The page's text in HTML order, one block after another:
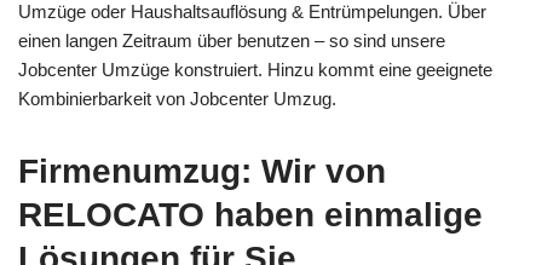
Umzüge oder Haushaltsauflösung & Entrümpelungen. Über
einen langen Zeitraum über benutzen – so sind unsere
Jobcenter Umzüge konstruiert. Hinzu kommt eine geeignete
Kombinierbarkeit von Jobcenter Umzug.
Firmenumzug: Wir von
RELOCATO haben einmalige